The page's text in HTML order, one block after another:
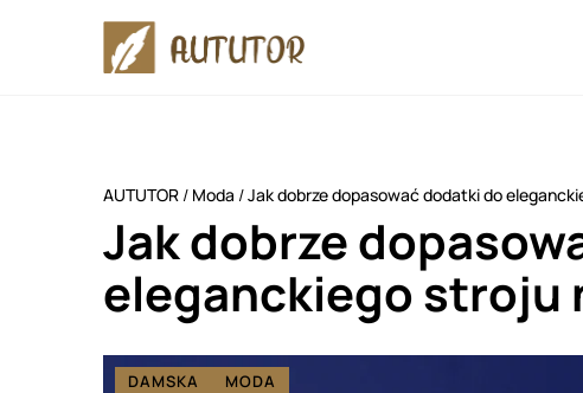
AUTUTOR / Moda /Jak dobrze dopasować dodatki do
Jak dobrze
eleganckiego stroju
DAMSKA MODA